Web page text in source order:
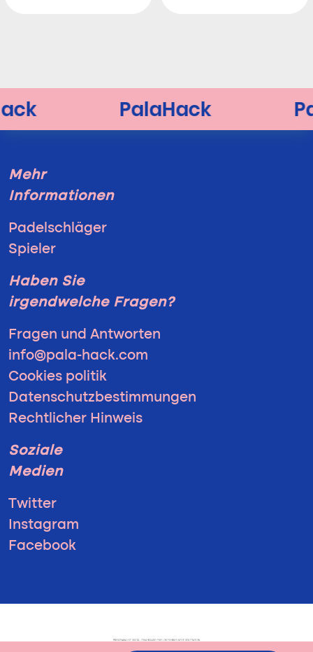
Mehr
Informationen
Padelschläger
Spieler
Haben Sie
irgendwelche Fragen?
Fragen und Antworten
info@pala-hack.com
Cookies politik
Datenschutzbestimmungen
Rechtlicher Hinweis
Soziale
Medien
Twitter
Instagram
Facebook